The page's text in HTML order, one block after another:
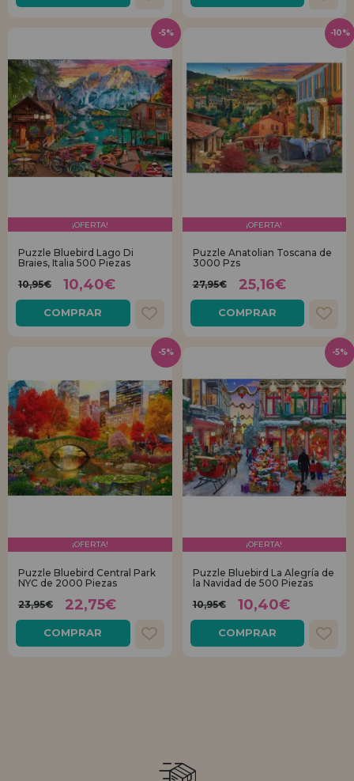
¡OFERTA!
Puzzle Bluebird Lago Di
Braies, Italia 500 Piezas
10,95€
10,40€
COMPRAR
-5%
¡OFERTA!
Puzzle Anatolian Toscana de
3000 Pzs
27,95€
25,16€
COMPRAR
-10%
¡OFERTA!
Puzzle Bluebird Central Park
NYC de 2000 Piezas
23,95€
22,75€
COMPRAR
-5%
¡OFERTA!
Puzzle Bluebird La Alegría de
la Navidad de 500 Piezas
10,95€
10,40€
COMPRAR
-5%